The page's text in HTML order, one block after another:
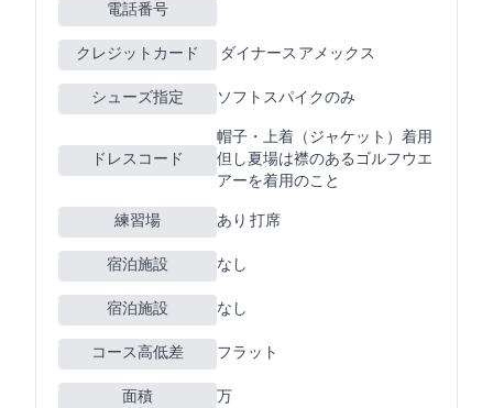
電話番号
クレジットカード JCB VISA MASTER ダイナース アメックス
シューズ指定 ソフトスパイクのみ
ドレスコード
帽子・上着（ジャケット）着用
但し夏場は襟のあるゴルフウエ
アーを着用のこと
練習場 あり 150Y 13打席
宿泊施設 なし
宿泊施設 なし
コース高低差 フラット
面積 90万m2